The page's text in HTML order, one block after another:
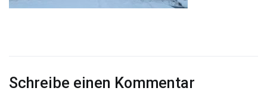
Schreibe einen Kommentar